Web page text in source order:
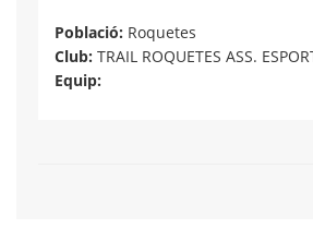
Població: Roquetes
Club: TRAIL ROQUETES ASS.
Equip: